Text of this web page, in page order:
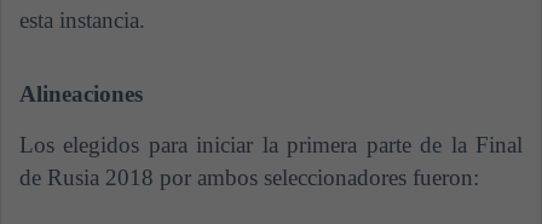
esta instancia.
Alineaciones
Los elegidos para iniciar la primera parte de la Final
de Rusia 2018 por ambos seleccionadores fueron: